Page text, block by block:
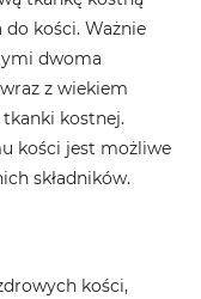
kości. Ważnie
dwoma
z wiekiem
tkanki kostnej.
kości jest możliwe
składników.
kości,